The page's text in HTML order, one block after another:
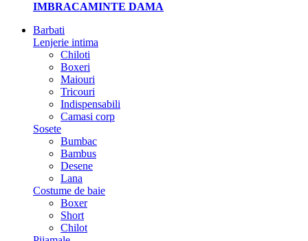
IMBRACAMINTE DAMA
Barbati
Lenjerie intima
Chiloti
Boxeri
Maiouri
Tricouri
Indispensabili
Camasi corp
Sosete
Bumbac
Bambus
Desene
Lana
Costume de baie
Boxer
Short
Chilot